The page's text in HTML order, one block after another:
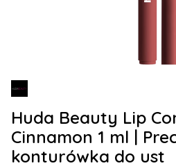
Huda Beauty Lip
Cinnamon 1 ml |
konturówka do ust